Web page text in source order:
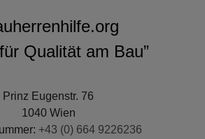
Qualität am Bau”
Prinz Eugenstr. 76
1040 Wien
+43 (0) 664 9226236